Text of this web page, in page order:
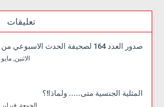
تعليقات
صدور العدد 164 لصحيفة الحدث الاسبوعي من لندن
الاثنين, مايو 12, 2025
المثلية الجنسية متى..... ولماذا!؟